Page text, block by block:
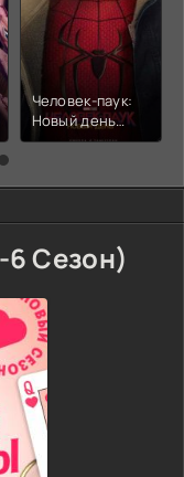
Человек-паук:
Новый день
(2026)
6 Сезон)